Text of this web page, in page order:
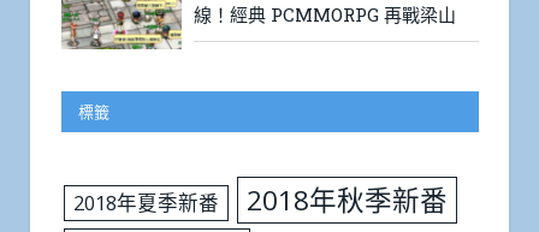
線！經典 PCMMORPG 再戰梁山
標籤
2018年夏季新番 2018年秋季新番